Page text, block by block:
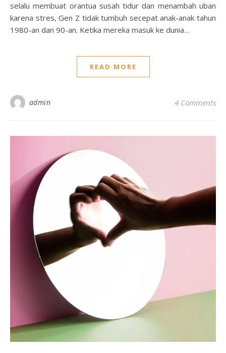
selalu membuat orantua susah tidur dan menambah uban
karena stres, Gen Z tidak tumbuh secepat anak-anak tahun
1980-an dan 90-an. Ketika mereka masuk ke dunia…
READ MORE
admin 4 Comments